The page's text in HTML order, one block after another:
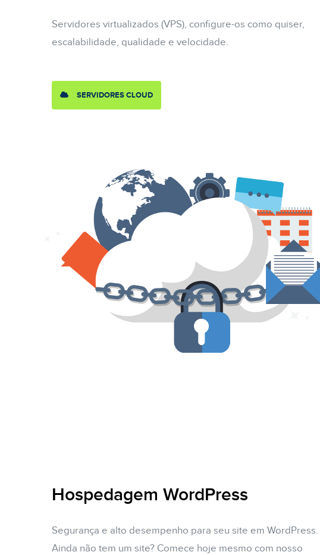
Servidores virtualizados (VPS), configure-os como quiser,
escalabilidade, qualidade e velocidade.
SERVIDORES CLOUD
Hospedagem WordPress
Segurança e alto desempenho para seu site em WordPress.
Ainda não tem um site? Comece hoje mesmo com nosso